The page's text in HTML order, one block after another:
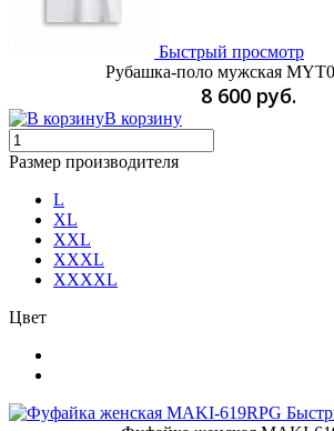
Быстрый просмотр
Рубашка-поло мужская
8 600 руб.
В корзину
Размер производителя
L
XL
XXL
XXXL
XXXXL
Цвет